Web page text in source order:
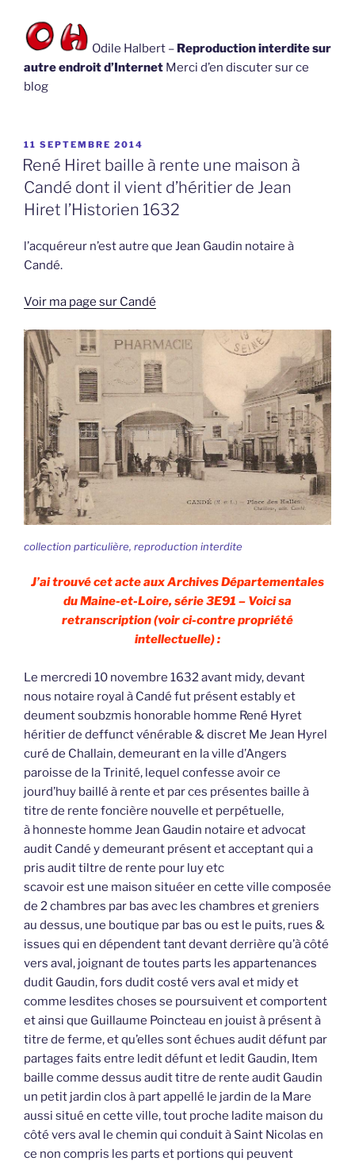
Odile Halbert – Reproduction interdite sur
autre endroit d’Internet Merci d’en discuter sur ce
blog
PUBLIÉ
LE
11 SEPTEMBRE 2014
René Hiret baille à rente une maison à
Candé dont il vient d’héritier de Jean
Hiret l’Historien 1632
l’acquéreur n’est autre que Jean Gaudin notaire à
Candé.
Voir ma page sur Candé
collection particulière, reproduction interdite
J’ai trouvé cet acte aux Archives Départementales
du Maine-et-Loire, série 3E91 – Voici sa
retranscription (voir ci-contre propriété
intellectuelle) :
Le mercredi 10 novembre 1632 avant midy, devant
nous notaire royal à Candé fut présent estably et
deument soubzmis honorable homme René Hyret
héritier de deffunct vénérable & discret Me Jean Hyrel
curé de Challain, demeurant en la ville d’Angers
paroisse de la Trinité, lequel confesse avoir ce
jourd’huy baillé à rente et par ces présentes baille à
titre de rente foncière nouvelle et perpétuelle,
à honneste homme Jean Gaudin notaire et advocat
audit Candé y demeurant présent et acceptant qui a
pris audit tiltre de rente pour luy etc
scavoir est une maison situéer en cette ville composée
de 2 chambres par bas avec les chambres et greniers
au dessus, une boutique par bas ou est le puits, rues &
issues qui en dépendent tant devant derrière qu’à côté
vers aval, joignant de toutes parts les appartenances
dudit Gaudin, fors dudit costé vers aval et midy et
comme lesdites choses se poursuivent et comportent
et ainsi que Guillaume Poincteau en jouist à présent à
titre de ferme, et qu’elles sont échues audit défunt par
partages faits entre ledit défunt et ledit Gaudin, Item
baille comme dessus audit titre de rente audit Gaudin
un petit jardin clos à part appellé le jardin de la Mare
aussi situé en cette ville, tout proche ladite maison du
côté vers aval le chemin qui conduit à Saint Nicolas en
ce non compris les parts et portions qui peuvent